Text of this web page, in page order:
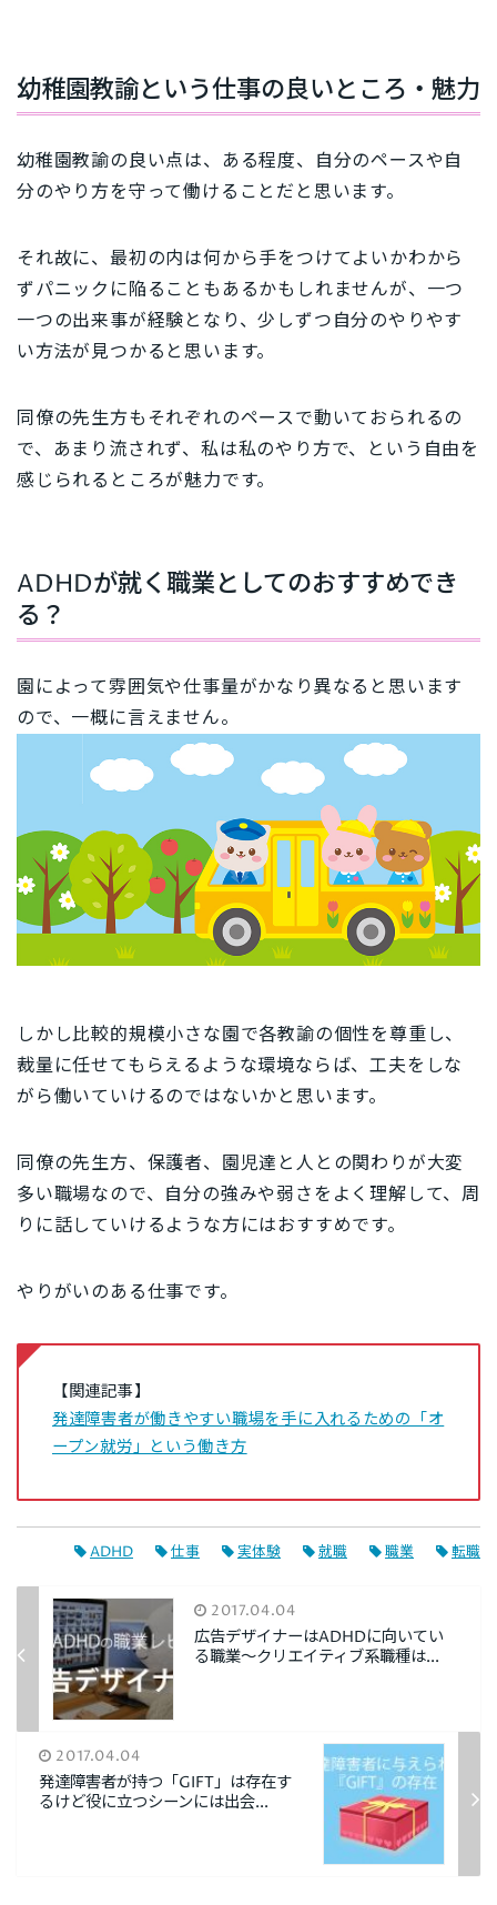
幼稚園教諭という仕事の良いところ・魅力
幼稚園教諭の良い点は、ある程度、自分のペースや自
分のやり方を守って働けることだと思います。
それ故に、最初の内は何から手をつけてよいかわから
ずパニックに陥ることもあるかもしれませんが、一つ
一つの出来事が経験となり、少しずつ自分のやりやす
い方法が見つかると思います。
同僚の先生方もそれぞれのペースで動いておられるの
で、あまり流されず、私は私のやり方で、という自由を
感じられるところが魅力です。
ADHDが就く職業としてのおすすめでき
る？
園によって雰囲気や仕事量がかなり異なると思います
ので、一概に言えません。
しかし比較的規模小さな園で各教諭の個性を尊重し、
裁量に任せてもらえるような環境ならば、工夫をしな
がら働いていけるのではないかと思います。
同僚の先生方、保護者、園児達と人との関わりが大変
多い職場なので、自分の強みや弱さをよく理解して、周
りに話していけるような方にはおすすめです。
やりがいのある仕事です。
【関連記事】
発達障害者が働きやすい職場を手に入れるための「オ
ープン就労」という働き方
ADHD 仕事 実体験 就職 職業 転職
2017.04.04
広告デザイナーはADHDに向いてい
る職業～クリエイティブ系職種は...
2017.04.04
発達障害者が持つ「GIFT」は存在す
るけど役に立つシーンには出会...